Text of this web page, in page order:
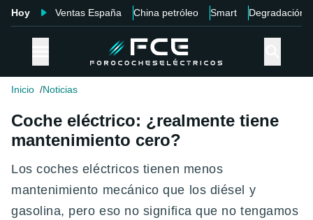
Hoy Ventas España China petróleo Smart Degradación
Inicio Noticias
Coche eléctrico: ¿realmente tiene
mantenimiento cero?
Los coches eléctricos tienen menos
mantenimiento mecánico que los diésel y
gasolina, pero eso no significa que no tengamos